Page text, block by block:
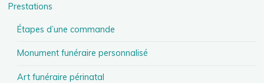
Prestations
Étapes d’une commande
Monument funéraire personnalisé
Art funéraire périnatal